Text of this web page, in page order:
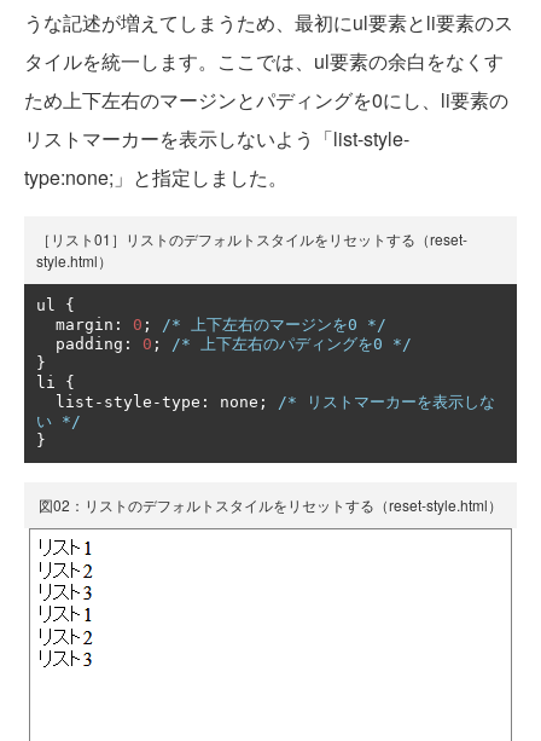
うな記述が増えてしまうため、最初にul要素とli要素のス
タイルを統一します。ここでは、ul要素の余白をなくす
ため上下左右のマージンとパディングを0にし、li要素の
リストマーカーを表示しないよう「list-style-
type:none;」と指定しました。
［リスト01］リストのデフォルトスタイルをリセットする（reset-
style.html）
ul {
  margin
: 0 ;
/* 上下左右のマージンを0 */
  padding
: 0 ;
/* 上下左右のパディングを0 */
}
li {
  list
- style -type : none ;
/* リストマーカーを表示しな
い */
}
図02：リストのデフォルトスタイルをリセットする（reset-style.html）